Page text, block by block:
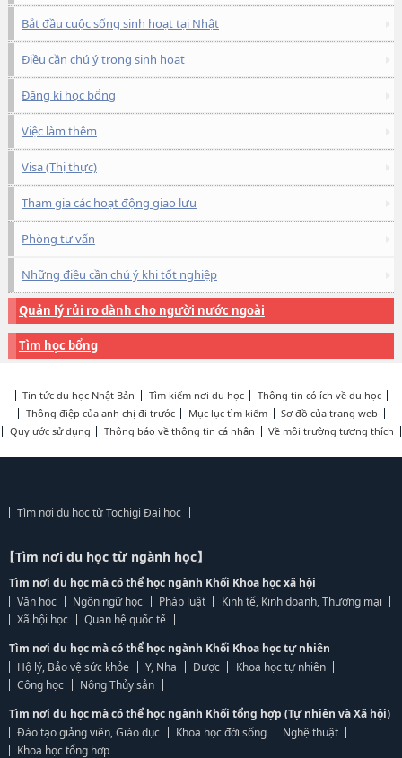
Bắt đầu cuộc sống sinh hoạt tại Nhật
Điều cần chú ý trong sinh hoạt
Đăng kí học bổng
Việc làm thêm
Visa (Thị thực)
Tham gia các hoạt động giao lưu
Phòng tư vấn
Những điều cần chú ý khi tốt nghiệp
Quản lý rủi ro dành cho người nước ngoài
Tìm học bổng
Tin tức du học Nhật Bản Tìm kiếm nơi du học
Thông tin có ích về du học
Thông điệp của anh chị đi trước
Mục lục tìm kiếm
Sơ đồ của trang web
Quy ước sử dụng
Thông báo về thông tin cá nhân Về môi trường tương thích
Tìm nơi du học từ Tochigi Đại học
【Tìm nơi du học từ ngành học】
Tìm nơi du học mà có thể học ngành Khối Khoa học xã hội
Văn học
Ngôn ngữ học Pháp luật
Kinh tế, Kinh doanh, Thương mại
Xã hội học
Quan hệ quốc tế
Tìm nơi du học mà có thể học ngành Khối Khoa học tự nhiên
Hộ lý, Bảo vệ sức khỏe
Y, Nha Dược
Khoa học tự nhiên
Công học
Nông Thủy sản
Tìm nơi du học mà có thể học ngành Khối tổng hợp (Tự nhiên và Xã hội)
Đào tạo giảng viên, Giáo dục
Khoa học đời sống
Nghệ thuật
Khoa học tổng hợp